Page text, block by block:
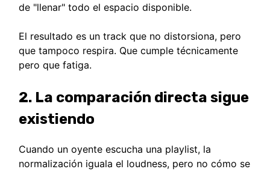
de "llenar" todo el espacio disponible.
El resultado es un track que no distorsiona, pero
que tampoco respira. Que cumple técnicamente
pero que fatiga.
2. La comparación directa sigue
existiendo
Cuando un oyente escucha una playlist, la
normalización iguala el loudness, pero no cómo se